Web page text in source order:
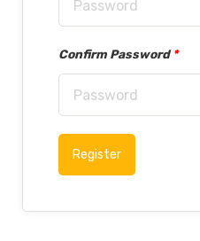
Confirm Password*
Register